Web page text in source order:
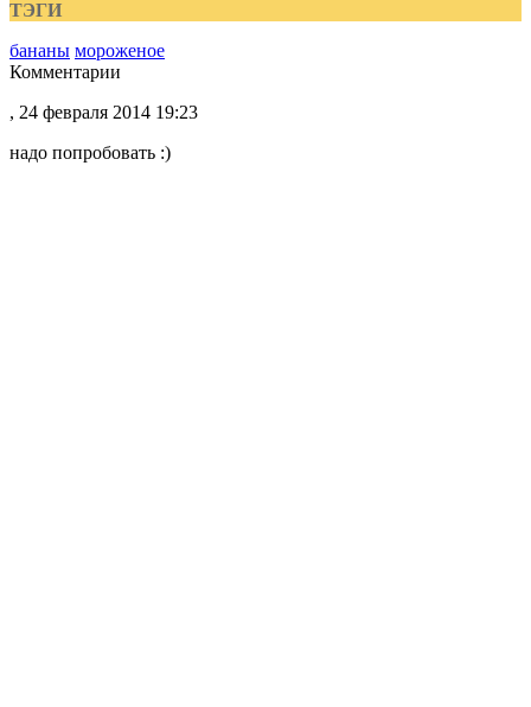
ТЭГИ
бананы мороженое
Комментарии
, 24 февраля 2014 19:23
надо попробовать :)